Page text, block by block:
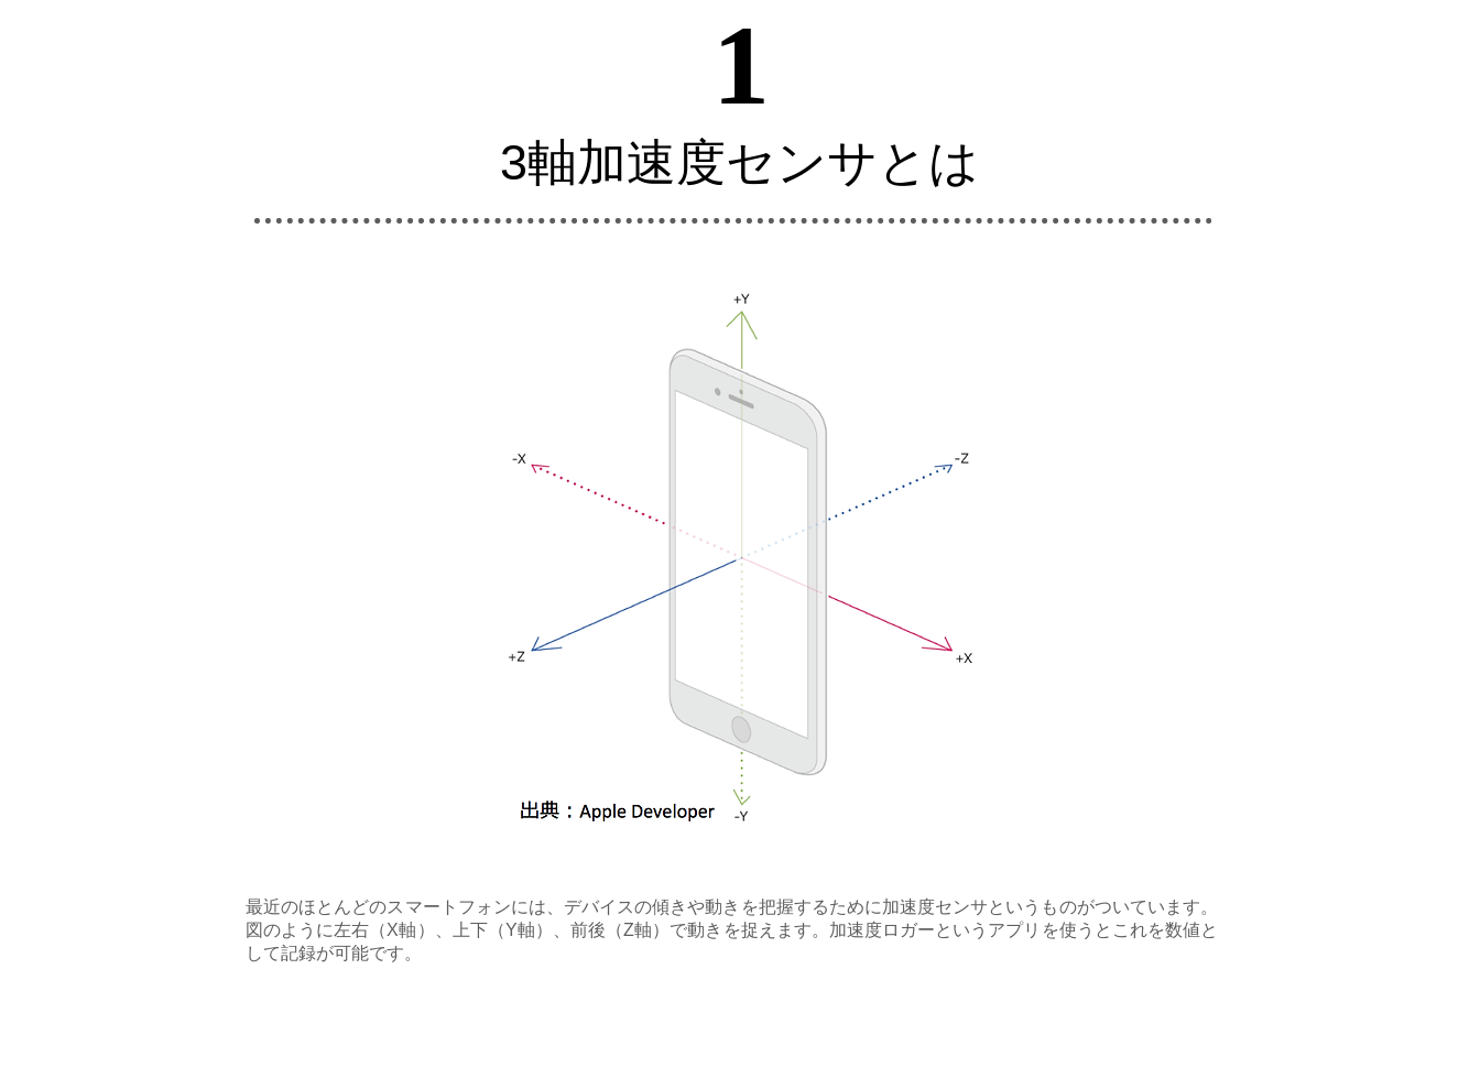
1
3軸加速度センサとは
最近のほとんどのスマートフォンには、デバイスの傾きや動きを把握するために加速度センサというものがついています。
図のように左右（X軸）、上下（Y軸）、前後（Z軸）で動きを捉えます。加速度ロガーというアプリを使うとこれを数値と
して記録が可能です。